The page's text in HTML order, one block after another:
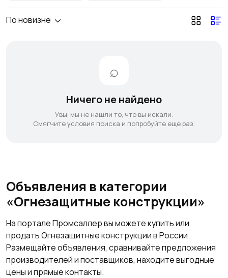
По новизне
Ничего не найдено
Увы, мы не нашли то, что вы искали.
Смягчите условия поиска и попробуйте еще раз.
Объявления в категории
«Огнезащитные конструкции»
На портале Промсаллер вы можете купить или
продать Огнезащитные конструкции в России.
Размещайте объявления, сравнивайте предложения
производителей и поставщиков, находите выгодные
цены и прямые контакты.